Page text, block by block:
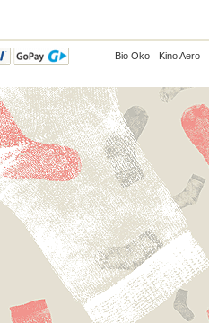
Bio Oko Kino Aero